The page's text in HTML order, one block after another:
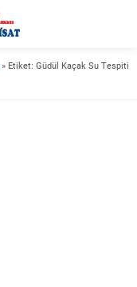
» Etiket: Güdül Kaçak Su Tespiti